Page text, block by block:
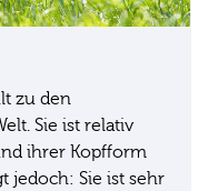
zu den
Sie ist relativ
ihrer Kopfform
jedoch: Sie ist sehr